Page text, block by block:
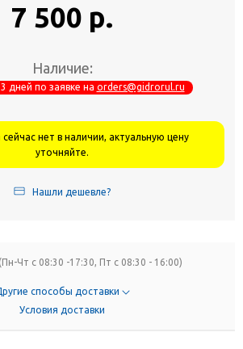
7 500 р.
Наличие:
дней по заявке на orders@gidrorul.ru
нет в наличии, актуальную цену
уточняйте.
Нашли дешевле?
Чт с 08:30 -17:30, Пт с 08:30 - 16:00)
способы доставки
Условия доставки